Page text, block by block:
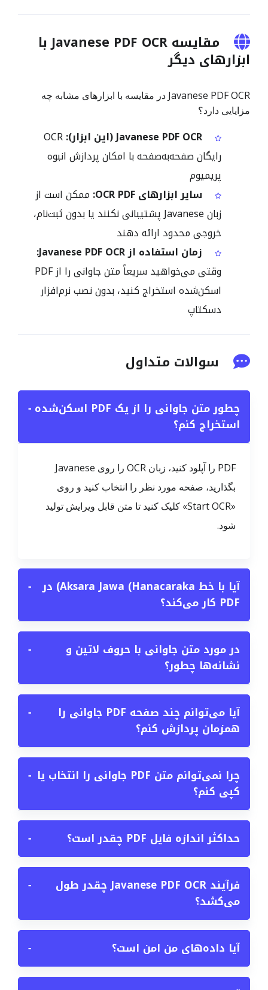
مقایسه Javanese PDF OCR با
ابزارهای دیگر
Javanese PDF OCR در مقایسه با ابزارهای مشابه چه
مزایایی دارد؟
Javanese PDF OCR (این ابزار):
OCR
رایگان صفحه‌به‌صفحه با امکان پردازش انبوه
پریمیوم
سایر ابزارهای OCR PDF:
ممکن است از
زبان Javanese پشتیبانی نکنند یا بدون ثبت‌نام،
خروجی محدود ارائه دهند
زمان استفاده از Javanese PDF OCR:
وقتی می‌خواهید سریعاً متن جاوانی را از PDF
اسکن‌شده استخراج کنید، بدون نصب نرم‌افزار
دسکتاپ
سوالات متداول
چطور متن جاوانی را از یک PDF اسکن‌شده
استخراج کنم؟
−
PDF را آپلود کنید، زبان OCR را روی Javanese
بگذارید، صفحه مورد نظر را انتخاب کنید و روی
«Start OCR» کلیک کنید تا متن قابل ویرایش تولید
شود.
آیا با خط Aksara Jawa (Hanacaraka) در
PDF کار می‌کند؟
−
در مورد متن جاوانی با حروف لاتین و
نشانه‌ها چطور؟
−
آیا می‌توانم چند صفحه PDF جاوانی را
همزمان پردازش کنم؟
−
چرا نمی‌توانم متن PDF جاوانی را انتخاب یا
کپی کنم؟
−
حداکثر اندازه فایل PDF چقدر است؟ −
فرآیند Javanese PDF OCR چقدر طول
می‌کشد؟
−
آیا داده‌های من امن است؟ −